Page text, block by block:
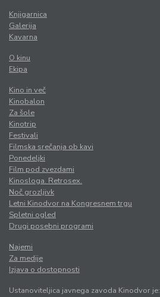
Knjigarnica
Galerija
Kavarna
O kinu
Ekipa
Kino in več
Kinobalon
Za šole
Kinotrip
Festivali
Filmska srečanja ob kavi
Ponedeljki
Film pod zvezdami
Kinosloga. Retrosex.
Noč grozljivk
Letni Kinodvor na Kongresnem trgu
Spletni ogled
Drugi posebni programi
Najemi
Za medije
Izjava o dostopnosti
Ustanoviteljica javnega zavoda Kinodvor je: